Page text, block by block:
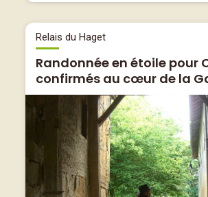
Relais du Haget
Randonnée en étoile pour
confirmés au cœur de la